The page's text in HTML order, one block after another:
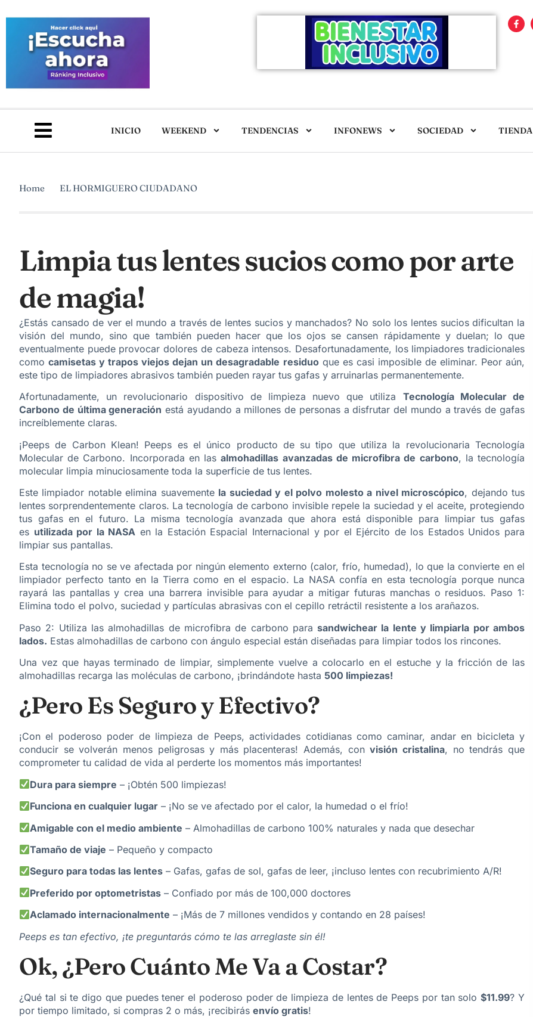
INICIO WEEKEND TENDENCIAS INFONEWS SOCIEDAD TIENDA
Home EL HORMIGUERO CIUDADANO
Limpia tus lentes sucios como por arte
de magia!
¿Estás cansado de ver el mundo a través de lentes sucios y manchados? No solo los lentes sucios dificultan la
visión del mundo, sino que también pueden hacer que los ojos se cansen rápidamente y duelan; lo que
eventualmente puede provocar dolores de cabeza intensos. Desafortunadamente, los limpiadores tradicionales
comocamisetas y trapos viejos dejan un desagradable residuoque es casi imposible de eliminar. Peor aún,
este tipo de limpiadores abrasivos también pueden rayar tus gafas y arruinarlas permanentemente.
Afortunadamente, un revolucionario dispositivo de limpieza nuevo que utiliza Tecnología Molecular de
Carbono de última generación está ayudando a millones de personas a disfrutar del mundo a través de gafas
increíblemente claras.
¡Peeps de Carbon Klean! Peeps es el único producto de su tipo que utiliza la revolucionaria Tecnología
Molecular de Carbono. Incorporada en lasalmohadillas avanzadas de microfibra de carbono, la tecnología
molecular limpia minuciosamente toda la superficie de tus lentes.
Este limpiador notable elimina suavemente la suciedad y el polvo molesto a nivel microscópico, dejando tus
lentes sorprendentemente claros. La tecnología de carbono invisible repele la suciedad y el aceite, protegiendo
tus gafas en el futuro. La misma tecnología avanzada que ahora está disponible para limpiar tus gafas
es utilizada por la NASA en la Estación Espacial Internacional y por el Ejército de los Estados Unidos para
limpiar sus pantallas.
Esta tecnología no se ve afectada por ningún elemento externo (calor, frío, humedad), lo que la convierte en el
limpiador perfecto tanto en la Tierra como en el espacio. La NASA confía en esta tecnología porque nunca
rayará las pantallas y crea una barrera invisible para ayudar a mitigar futuras manchas o residuos. Paso 1:
Elimina todo el polvo, suciedad y partículas abrasivas con el cepillo retráctil resistente a los arañazos.
Paso 2: Utiliza las almohadillas de microfibra de carbono parasandwichear la lente y limpiarla por ambos
lados. Estas almohadillas de carbono con ángulo especial están diseñadas para limpiar todos los rincones.
Una vez que hayas terminado de limpiar, simplemente vuelve a colocarlo en el estuche y la fricción de las
almohadillas recarga las moléculas de carbono, ¡brindándote hasta 500 limpiezas!
¿Pero Es Seguro y Efectivo?
¡Con el poderoso poder de limpieza de Peeps, actividades cotidianas como caminar, andar en bicicleta y
conducir se volverán menos peligrosas y más placenteras! Además, convisión cristalina, no tendrás que
comprometer tu calidad de vida al perderte los momentos más importantes!
Dura para siempre – ¡Obtén 500 limpiezas!
Funciona en cualquier lugar – ¡No se ve afectado por el calor, la humedad o el frío!
Amigable con el medio ambiente – Almohadillas de carbono 100% naturales y nada que desechar
Tamaño de viaje – Pequeño y compacto
Seguro para todas las lentes – Gafas, gafas de sol, gafas de leer, ¡incluso lentes con recubrimiento A/R!
Preferido por optometristas – Confiado por más de 100,000 doctores
Aclamado internacionalmente – ¡Más de 7 millones vendidos y contando en 28 países!
Peeps es tan efectivo, ¡te preguntarás cómo te las arreglaste sin él!
Ok, ¿Pero Cuánto Me Va a Costar?
¿Qué tal si te digo que puedes tener el poderoso poder de limpieza de lentes de Peeps por tan solo$11.99? Y
por tiempo limitado, si compras 2 o más, ¡recibirás envío gratis!